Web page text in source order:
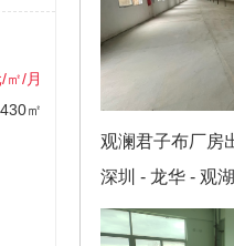
㎡/月
430㎡
深圳 - 龙华 - 观湖